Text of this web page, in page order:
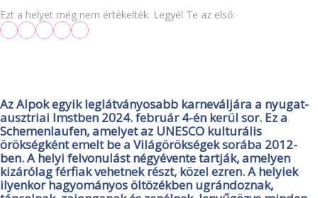
Ezt a helyet még nem értékelték. Legyél Te az első:
Az Alpok egyik leglátványosabb karneváljára a nyugat-
ausztriai Imstben 2024. február 4-én kerül sor. Ez a
Schemenlaufen, amelyet az UNESCO kulturális
örökségként emelt be a Világörökségek sorába 2012-
ben. A helyi felvonulást négyévente tartják, amelyen
kizárólag férfiak vehetnek részt, közel ezren. A helyiek
ilyenkor hagyományos öltözékben ugrándoznak,